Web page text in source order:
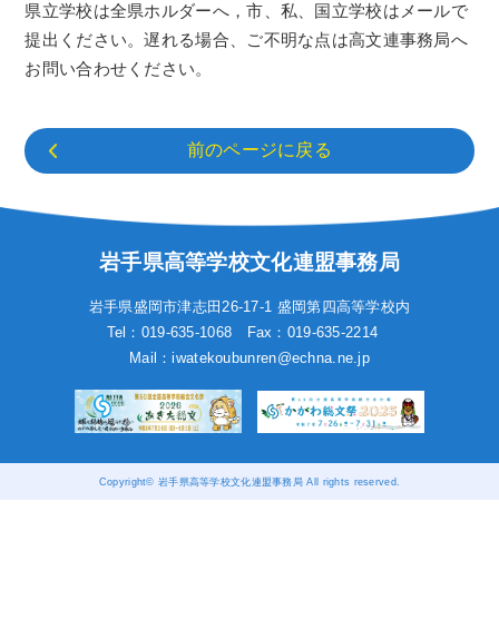
県立学校は全県ホルダーへ，市、私、国立学校はメールで
提出ください。遅れる場合、ご不明な点は高文連事務局へ
お問い合わせください。
前のページに戻る
岩手県高等学校文化連盟事務局
岩手県盛岡市津志田26-17-1 盛岡第四高等学校内
Tel：019-635-1068
Fax：019-635-2214
Mail：iwatekoubunren@echna.ne.jp
Copyright© 岩手県高等学校文化連盟事務局 All rights reserved.